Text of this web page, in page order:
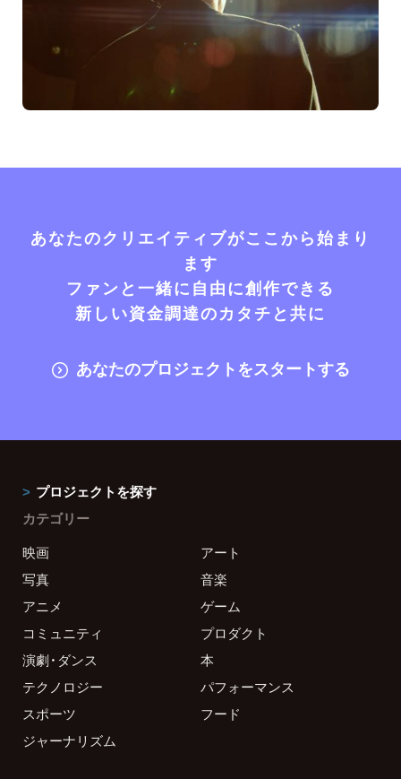
あなたのクリエイティブがここから始まり
ます
ファンと一緒に自由に創作できる
新しい資金調達のカタチと共に
あなたのプロジェクトをスタートする
プロジェクトを探す
カテゴリー
映画
アート
写真
音楽
アニメ
ゲーム
コミュニティ
プロダクト
演劇・ダンス
本
テクノロジー
パフォーマンス
スポーツ
フード
ジャーナリズム